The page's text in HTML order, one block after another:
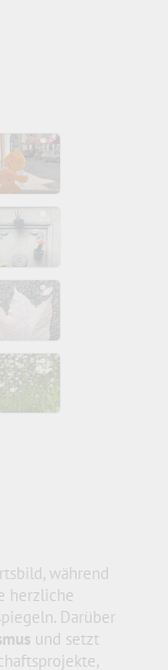
während
herzliche
Darüber
und setzt